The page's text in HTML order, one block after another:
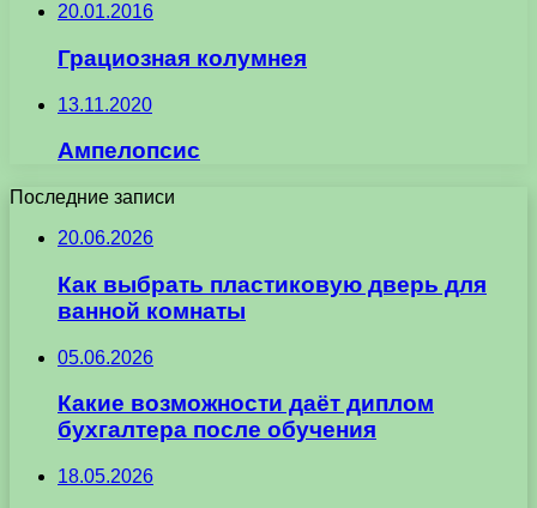
20.01.2016
Грациозная колумнея
13.11.2020
Ампелопсис
Последние записи
20.06.2026
Как выбрать пластиковую дверь для
ванной комнаты
05.06.2026
Какие возможности даёт диплом
бухгалтера после обучения
18.05.2026